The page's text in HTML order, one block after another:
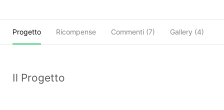
Progetto Ricompense Commenti (7) Gallery (4)
Il Progetto